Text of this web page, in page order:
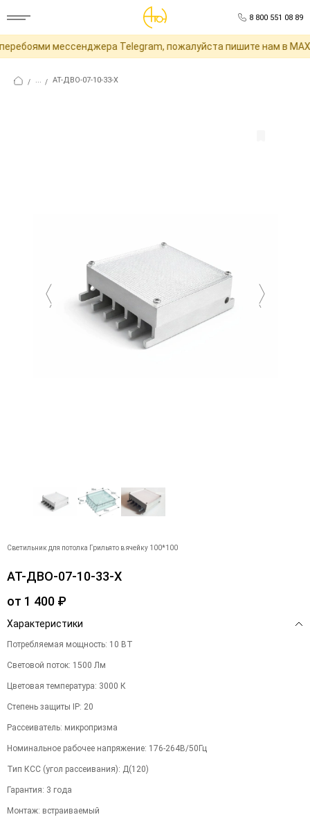
8 800 551 08 89
мессенджера Telegram, пожалуйста пишите нам в MAX
/ ... / АТ-ДВО-07-10-33-Х
Светильник для потолка Грильято в ячейку 100*100
АТ-ДВО-07-10-33-Х
от 1 400 ₽
Характеристики
Потребляемая мощность: 10 ВТ
Световой поток: 1500 Лм
Цветовая температура: 3000 К
Степень защиты IP: 20
Рассеиватель: микропризма
Номинальное рабочее напряжение: 176-264В/50Гц
Тип КСС (угол рассеивания): Д(120)
Гарантия: 3 года
Монтаж: встраиваемый